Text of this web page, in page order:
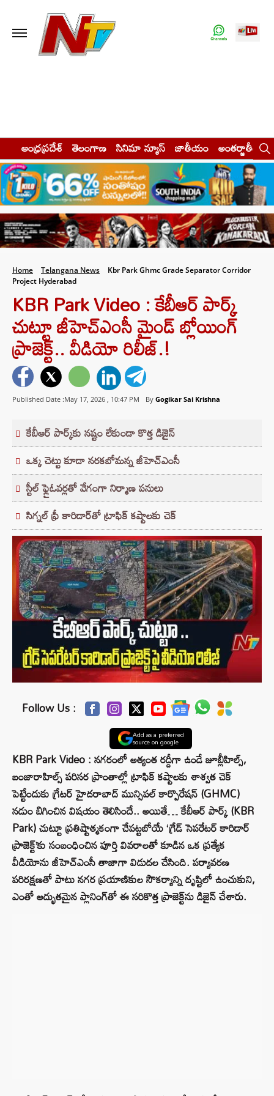
ఆంధ్రప్రదేశ్ తెలంగాణ సినిమా న్యూస్ జాతీయం అంతర్జాతీయం
Home Telangana News
Kbr Park Ghmc Grade Separator Corridor
Project Hyderabad
KBR Park Video : కేబీఆర్ పార్క్
చుట్టూ జీహెచ్ఎంసీ మైండ్ బ్లోయింగ్
ప్రాజెక్ట్.. వీడియో రిలీజ్.!
Published Date :May 17, 2026 , 10:47 PM By Gogikar Sai Krishna
కేబీఆర్ పార్క్‌కు నష్టం లేకుండా కొత్త డిజైన్
ఒక్క చెట్టు కూడా నరకబోమన్న జీహెచ్ఎంసీ
స్టీల్ ఫ్లైఓవర్లతో వేగంగా నిర్మాణ పనులు
సిగ్నల్ ఫ్రీ కారిడార్‌తో ట్రాఫిక్ కష్టాలకు చెక్
Follow Us :
Add as a preferred
source on google
KBR Park Video : నగరంలో అత్యంత రద్దీగా ఉండే జూబ్లీహిల్స్,
బంజారాహిల్స్ పరిసర ప్రాంతాల్లో ట్రాఫిక్ కష్టాలకు శాశ్వత చెక్
పెట్టేందుకు గ్రేటర్ హైదరాబాద్ మున్సిపల్ కార్పొరేషన్ (GHMC)
నడుం బిగించిన విషయం తెలిసిందే.. అయితే… కేబీఆర్ పార్క్ (KBR
Park) చుట్టూ ప్రతిష్టాత్మకంగా చేపట్టబోయే ‘గ్రేడ్ సెపరేటర్ కారిడార్
ప్రాజెక్ట్’కు సంబంధించిన పూర్తి వివరాలతో కూడిన ఒక ప్రత్యేక
వీడియోను జీహెచ్ఎంసీ తాజాగా విడుదల చేసింది. పర్యావరణ
పరిరక్షణతో పాటు నగర ప్రయాణికుల సౌకర్యాన్ని దృష్టిలో ఉంచుకుని,
ఎంతో అద్భుతమైన ప్లానింగ్‌తో ఈ సరికొత్త ప్రాజెక్ట్‌ను డిజైన్ చేశారు.